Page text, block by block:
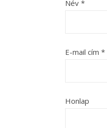
Név *
E-mail cím *
Honlap